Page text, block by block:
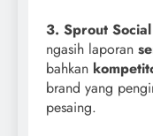
3. Sprout Social
ngasih laporan
bahkan
brand yang
pesaing.